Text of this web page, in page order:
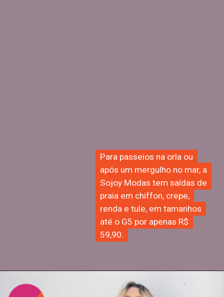
Para passeios na orla ou
após um mergulho no mar, a
Sojoy Modas tem saídas de
praia em chiffon, crepe,
renda e tule, em tamanhos
até o G5 por apenas R$
59,90.
Para passeios na orla ou
após um mergulho no mar, a
Sojoy Modas tem saídas de
praia em chiffon, crepe,
renda e tule, em tamanhos
até o G5 por apenas R$
59,90.